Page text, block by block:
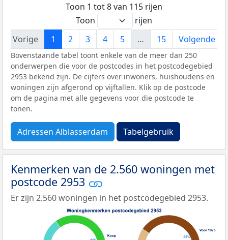
Toon 1 tot 8 van 115 rijen
Toon
rijen
Vorige
1 2 3 4 5 … 15 Volgende
Bovenstaande tabel toont enkele van de meer dan 250
onderwerpen die voor de postcodes in het postcodegebied
2953 bekend zijn. De cijfers over inwoners, huishoudens en
woningen zijn afgerond op vijftallen. Klik op de postcode
om de pagina met alle gegevens voor die postcode te
tonen.
Adressen Alblasserdam Tabelgebruik
Kenmerken van de 2.560 woningen met
postcode 2953
Er zijn 2.560 woningen in het postcodegebied 2953.